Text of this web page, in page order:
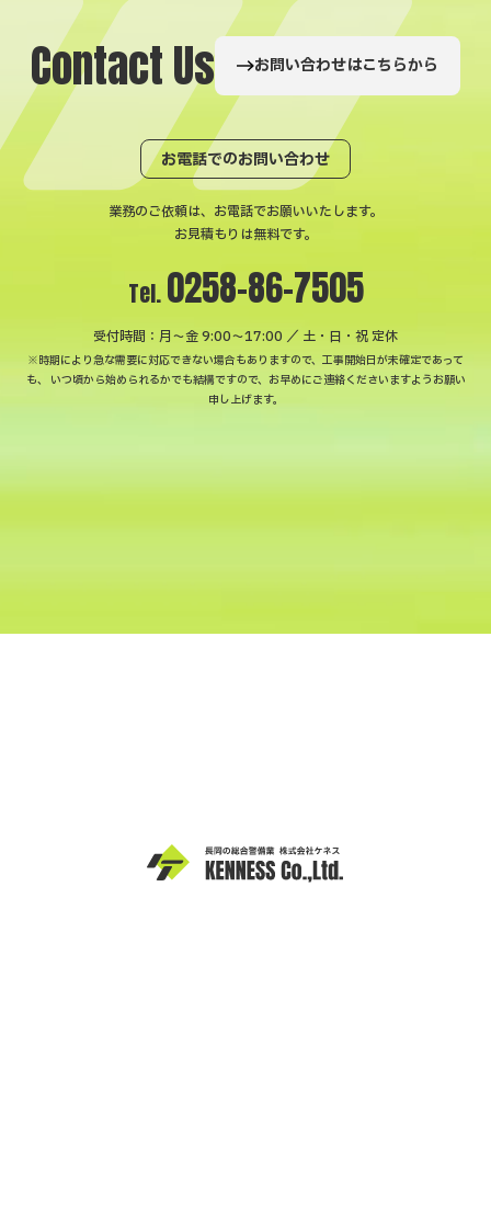
ContactUs お問い合わせはこちらから
お電話でのお問い合わせ
業務のご依頼は、お電話でお願いいたします。
お見積もりは無料です。
Tel.0258-86-7505
受付時間：月〜金 9:00～17:00 ／ 土・日・祝 定休
※時期により急な需要に対応できない場合もありますので、工事開始日が未確定であって
も、
いつ頃から始められるかでも結構ですので、お早めにご連絡くださいますようお願い
申し上げます。